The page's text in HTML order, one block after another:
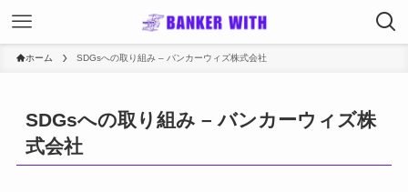
ホーム SDGsへの取り組み – バンカーウィズ株式会社
SDGsへの取り組み – バンカーウィズ株
式会社